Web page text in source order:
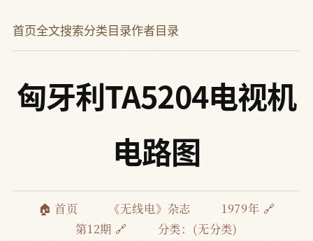
首页全文搜索分类目录作者目录
匈牙利TA5204电视机
电路图
🏠 首页 《无线电》杂志
1979年 🔗
第12期 🔗
分类：(无分类)